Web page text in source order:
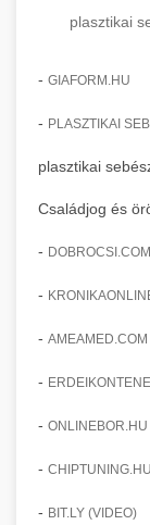
plasztikai
- GIAFORM.HU
- PLASZTIKAI
plasztikai
Családjog és
- DOBROCSI.COM
-
- AMEAMED.COM
-
- ONLINEBOR.HU
- CHIPTUNING.HU
- BIT.LY (VIDEO)